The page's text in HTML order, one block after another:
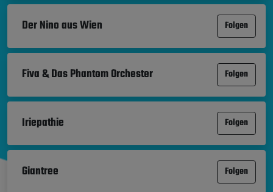
Der Nino aus Wien Folgen
Fiva & Das Phantom Orchester Folgen
Iriepathie Folgen
Giantree Folgen